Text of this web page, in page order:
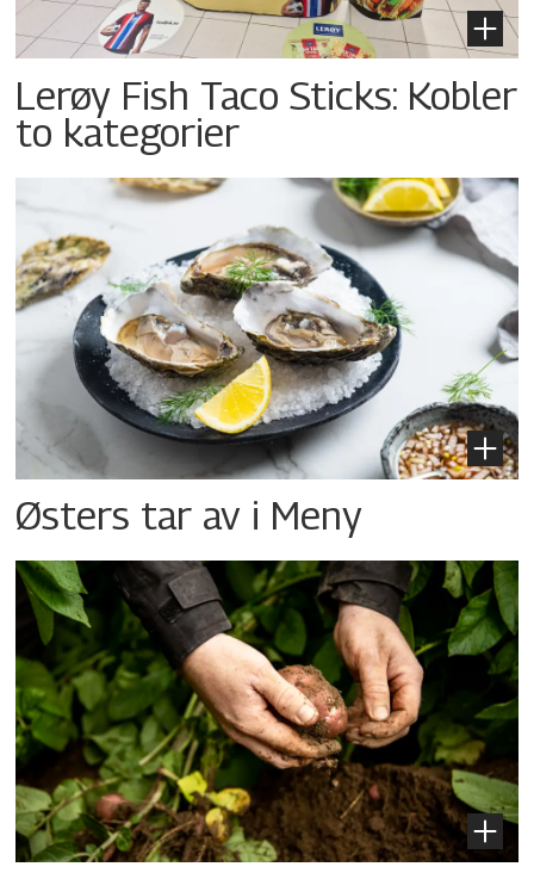
Lerøy Fish Taco Sticks: Kobler
to kategorier
Østers tar av i Meny